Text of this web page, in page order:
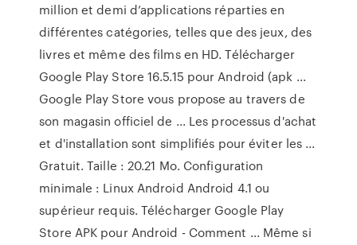
million et demi d’applications réparties en
différentes catégories, telles que des jeux, des
livres et même des films en HD. Télécharger
Google Play Store 16.5.15 pour Android (apk ...
Google Play Store vous propose au travers de
son magasin officiel de ... Les processus d'achat
et d'installation sont simplifiés pour éviter les ...
Gratuit. Taille : 20.21 Mo. Configuration
minimale : Linux Android Android 4.1 ou
supérieur requis. Télécharger Google Play
Store APK pour Android - Comment ... Même si